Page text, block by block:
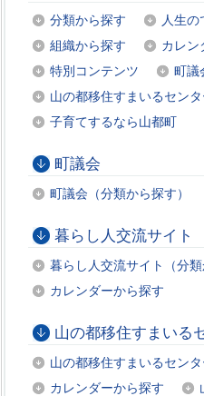
分類から探す
人生
組織から探す
カレン
特別コンテンツ
町議
山の都移住すまいるセンタ
子育てするなら山都町
町議会
町議会（分類から探す）
暮らし人交流サイト
暮らし人交流サイト（分類
カレンダーから探す
山の都移住すまいる
山の都移住すまいるセンタ
カレンダーから探す